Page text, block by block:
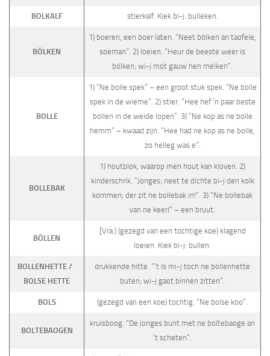
BOLKALF stierkalf. Kiek bi-j: bulleken.
BÖLKEN
1) boeren, een boer laten. “Neet bölken an taofele,
soeman”. 2) loeien. “Heur de beeste weer is
bölken; wi-j mot gauw hen melken”.
BOLLE
1) “Ne bolle spek” – een groot stuk spek. “Ne bolle
spek in de wieme”. 2) stier. “Hee hef ’n paar beste
bollen in de weide lopen”. 3) “Ne kop as ne bolle
hemm” – kwaad zijn. “Hee had ne kop as ne bolle,
zo helleg was e”.
BOLLEBAK
1) houtblok, waarop men hout kan kloven. 2)
kinderschrik. “Jonges; neet te dichte bi-j den kolk
kommen; der zit ne bollebak in!”. 3) “Ne bollebak
van ne keerl” – een bruut.
BÖLLEN
[Vra.) (gezegd van een tochtige koe) klagend
loeien. Kiek bi-j: bullen.
BOLLENHETTE /
BOLSE HETTE
drukkende hitte. “’t Is mi-j toch ne bollenhette
buten; wi-j gaot binnen zitten”.
BOLS (gezegd van een koe) tochtig. “Ne bolse koo”.
BOLTEBAOGEN
kruisboog. “De jonges bunt met ne boltebaoge an
’t scheten”.